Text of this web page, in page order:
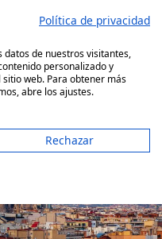
de
Política de privacidad
datos de nuestros visitantes,
personalizado y
web. Para obtener más
abre los ajustes.
Rechazar